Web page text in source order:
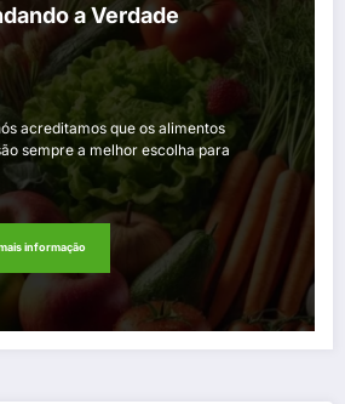
a Verdade
acreditamos que os alimentos
sempre a melhor escolha para
informação